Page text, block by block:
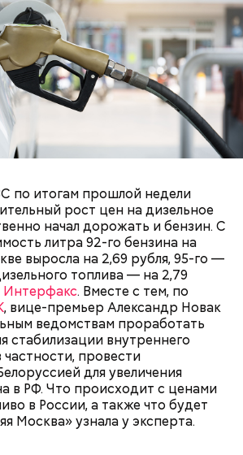
по итогам прошлой недели
рост цен на дизельное
начал дорожать и бензин. С
литра 92-го бензина на
выросла на 2,69 рубля, 95-го —
топлива — на 2,79
Интерфакс. Вместе с тем, по
, вице-премьер Александр Новак
ведомствам проработать
стабилизации внутреннего
провести
для увеличения
в РФ. Что происходит с ценами
в России, а также что будет
Москва» узнала у эксперта.
операции с этой валютой
а для юридических лиц комиссия
от платежа.